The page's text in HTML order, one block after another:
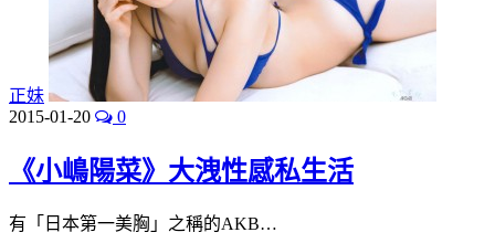
正妹
2015-01-20
0
《小嶋陽菜》大洩性感私生活
有「日本第一美胸」之稱的AKB…